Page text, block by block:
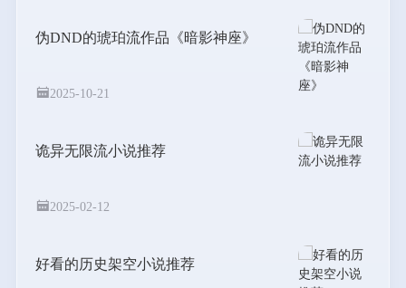
伪DND的琥珀流作品《暗影神座》
2025-10-21
诡异无限流小说推荐
2025-02-12
好看的历史架空小说推荐